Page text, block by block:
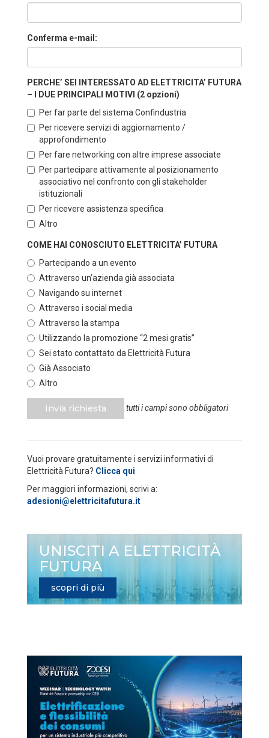
Conferma e-mail:
PERCHE’ SEI INTERESSATO AD ELETTRICITA’ FUTURA
– I DUE PRINCIPALI MOTIVI (2 opzioni)
Per far parte del sistema Confindustria
Per ricevere servizi di aggiornamento /
approfondimento
Per fare networking con altre imprese associate
Per partecipare attivamente al posizionamento
associativo nel confronto con gli stakeholder
istituzionali
Per ricevere assistenza specifica
Altro
COME HAI CONOSCIUTO ELETTRICITA’ FUTURA
Partecipando a un evento
Attraverso un’azienda già associata
Navigando su internet
Attraverso i social media
Attraverso la stampa
Utilizzando la promozione “2 mesi gratis”
Sei stato contattato da Elettricità Futura
Già Associato
Altro
Invia richiesta tutti i campi sono obbligatori
Vuoi provare gratuitamente i servizi informativi di
Elettricità Futura? Clicca qui
Per maggiori informazioni, scrivi a:
adesioni@elettricitafutura.it
UNISCITI A ELETTRICITÀ
FUTURA
scopri di più